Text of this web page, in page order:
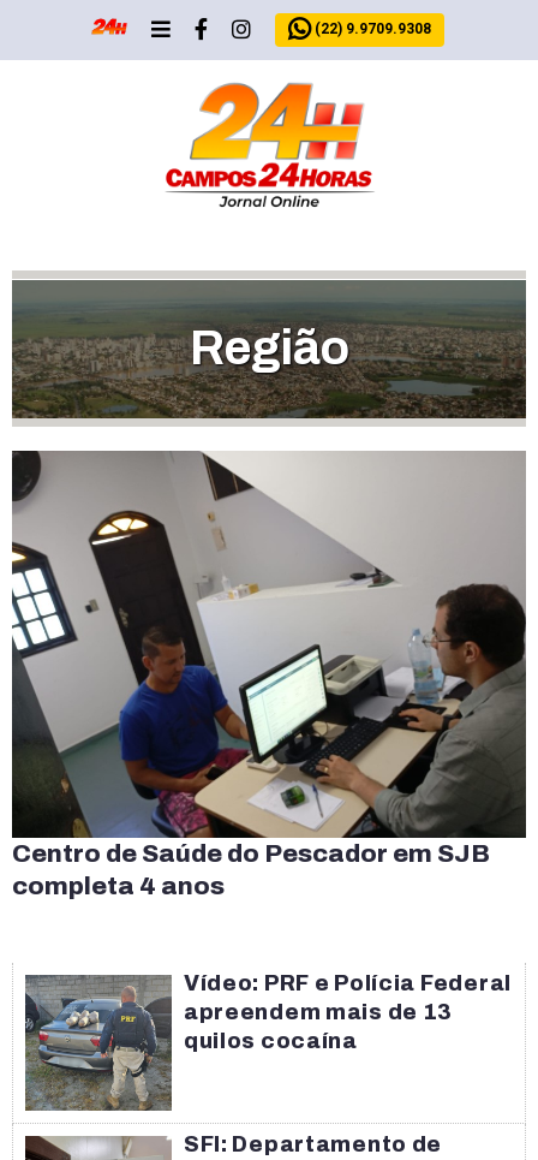
(22) 9.9709.9308
Região
Centro de Saúde do Pescador em SJB
completa 4 anos
Vídeo: PRF e Polícia Federal
apreendem mais de 13
quilos cocaína
SFI: Departamento de